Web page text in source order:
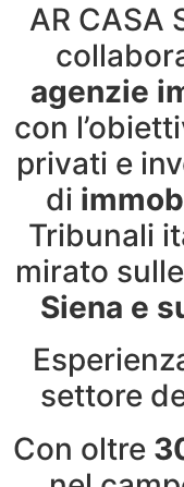
AR CASA
agenzie
con
privati e
di
Tribunali
mirato
Siena e
settore
Con oltre